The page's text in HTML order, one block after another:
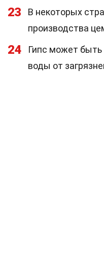
23
В некоторых
производства
24
Гипс может быть
воды от